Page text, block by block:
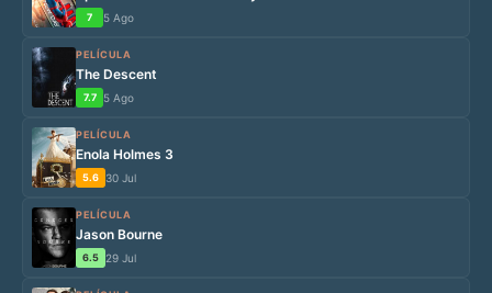
7 5 Ago
PELÍCULA
The Descent
7.7 5 Ago
PELÍCULA
Enola Holmes 3
5.6 30 Jul
PELÍCULA
Jason Bourne
6.5 29 Jul